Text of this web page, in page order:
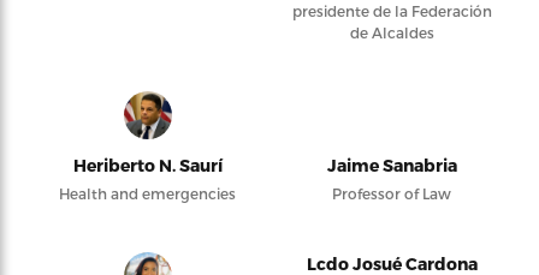
presidente de la Federación
de Alcaldes
Heriberto N. Saurí
Health and emergencies
Jaime Sanabria
Professor of Law
Lcdo Josué Cardona